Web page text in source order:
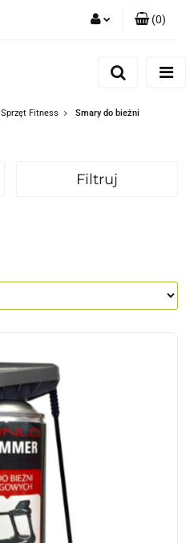
Dodaj zgłoszenie
(0)
Sprzęt Fitness Smary do bieżni
Filtruj